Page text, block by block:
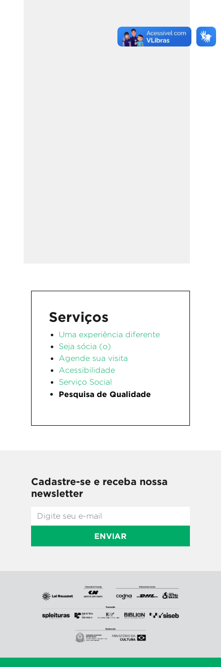
Serviços
Uma experiência diferente
Seja sócia (o)
Agende sua visita
Acessibilidade
Serviço Social
Pesquisa de Qualidade
Cadastre-se e receba nossa
newsletter
ENVIAR